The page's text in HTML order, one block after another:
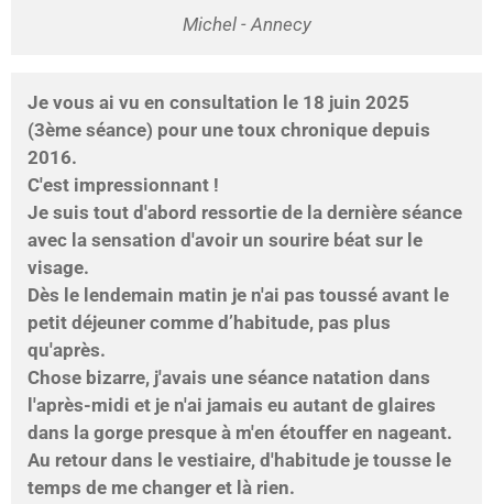
Michel - Annecy
Je vous ai vu en consultation le 18 juin 2025
(3ème séance) pour une toux chronique depuis
2016.
C'est impressionnant !
Je suis tout d'abord ressortie de la dernière séance
avec la sensation d'avoir un sourire béat sur le
visage.
Dès le lendemain matin je n'ai pas toussé avant le
petit déjeuner comme d’habitude, pas plus
qu'après.
Chose bizarre, j'avais une séance natation dans
l'après-midi et je n'ai jamais eu autant de glaires
dans la gorge presque à m'en étouffer en nageant.
Au retour dans le vestiaire, d'habitude je tousse le
temps de me changer et là rien.